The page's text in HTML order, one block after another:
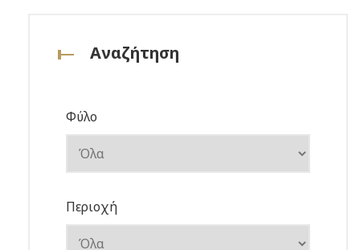
Αναζήτηση
Φύλο
Περιοχή